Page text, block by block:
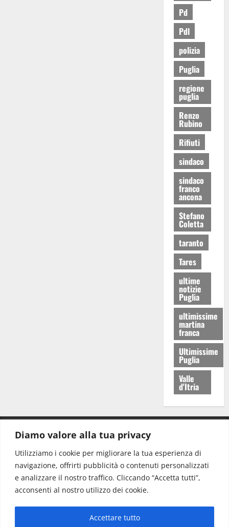
Diamo valore alla tua privacy
Utilizziamo i cookie per migliorare la tua esperienza di
navigazione, offrirti pubblicità o contenuti personalizzati
e analizzare il nostro traffico. Cliccando “Accetta tutti”,
acconsenti al nostro utilizzo dei cookie.
Accettare tutto
Pd
Pdl
polizia
Puglia
regione
puglia
Renzo
Rubino
Rifiuti
sindaco
sindaco
franco
ancona
Stefano
Coletta
taranto
Tares
ultime
notizie
Puglia
ultimissime
martina
franca
Ultimissime
Puglia
Valle
d'Itria
Redazione: redazione@www.martinasera.it
Direttore:direttore@www.martinasera.it
Info & Commerciale:info@www.martinasera.it